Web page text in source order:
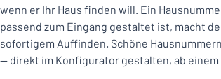
Namensschilder
Aufkleber
Verkehr und Fahrzeuge
Material
Herstellung
Haus
wenn er Ihr Haus finden will. Ein
passend zum Eingang gestaltet ist, macht
sofortigem Auffinden. Schöne
— direkt im Konfigurator gestalten, ab einem